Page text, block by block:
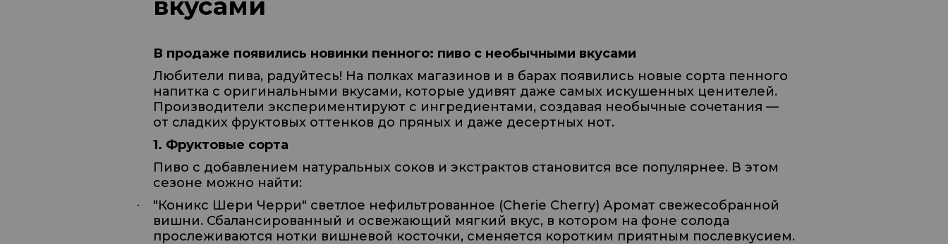
В продаже появились новинки пенного: пиво с необычными вкусами
Любители пива, радуйтесь! На полках магазинов и в барах появились новые сорта пенного
напитка с оригинальными вкусами, которые удивят даже самых искушенных ценителей.
Производители экспериментируют с ингредиентами, создавая необычные сочетания —
от сладких фруктовых оттенков до пряных и даже десертных нот.
1. Фруктовые сорта
Пиво с добавлением натуральных соков и экстрактов становится все популярнее. В этом
сезоне можно найти:
·
"Коникс Шери Черри" светлое нефильтрованное (Cherie Cherry) Аромат свежесобранной
вишни. Сбалансированный и освежающий мягкий вкус, в котором на фоне солода
прослеживаются нотки вишневой косточки, сменяется коротким приятным послевкусием.